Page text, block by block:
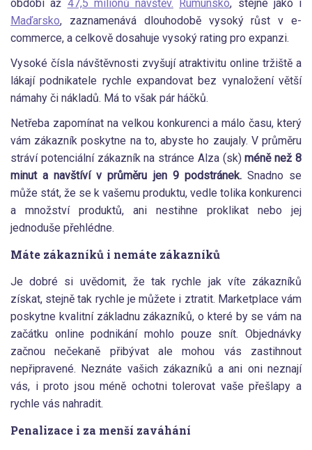
období až 47,5 milionů návštěv. Rumunsko, stejne jako i
Maďarsko, zaznamenává dlouhodobě vysoký růst v e-
commerce, a celkově dosahuje vysoký rating pro expanzi.
Vysoké čísla návštěvnosti zvyšují atraktivitu online tržiště a
lákají podnikatele rychle expandovat bez vynaložení větší
námahy či nákladů. Má to však pár háčků.
Netřeba zapomínat na velkou konkurenci a málo času, který
vám zákazník poskytne na to, abyste ho zaujaly. V průměru
stráví potenciální zákazník na stránce Alza (sk)méně než 8
minut a navštíví v průměru jen 9 podstránek.Snadno se
může stát, že se k vašemu produktu, vedle tolika konkurenci
a množství produktů, ani nestihne proklikat nebo jej
jednoduše přehlédne.
Máte zákazníků i nemáte zákazníků
Je dobré si uvědomit, že tak rychle jak víte zákazníků
získat, stejně tak rychle je můžete i ztratit. Marketplace vám
poskytne kvalitní základnu zákazníků, o které by se vám na
začátku online podnikání mohlo pouze snít. Objednávky
začnou nečekaně přibývat ale mohou vás zastihnout
nepřipravené. Neznáte vašich zákazníků a ani oni neznají
vás, i proto jsou méně ochotni tolerovat vaše přešlapy a
rychle vás nahradit.
Penalizace i za menší zaváhání